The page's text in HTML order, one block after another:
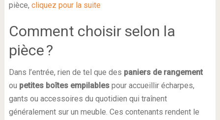
pièce, cliquez pour la suite
Comment choisir selon la
pièce ?
Dans l’entrée, rien de tel que des paniers de rangement
ou petites boîtes empilablespour accueillir écharpes,
gants ou accessoires du quotidien qui traînent
généralement sur un meuble. Ces contenants rendent le